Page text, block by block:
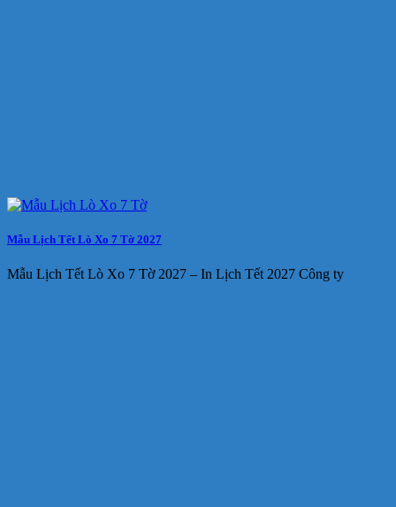
Mẫu Lịch Tết Lò Xo 7 Tờ 2027
Mẫu Lịch Tết Lò Xo 7 Tờ 2027 – In Lịch Tết 2027 Công ty